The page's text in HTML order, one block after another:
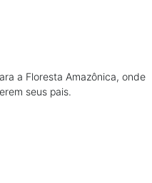
a Floresta Amazônica, onde
seus pais.